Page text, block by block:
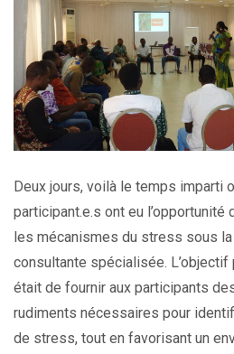
Deux jours, voilà le temps imparti
participant.e.s ont eu l’opportunité
les mécanismes du stress sous la
consultante spécialisée.
était de fournir aux participants
rudiments nécessaires pour
de stress, tout en favorisant un